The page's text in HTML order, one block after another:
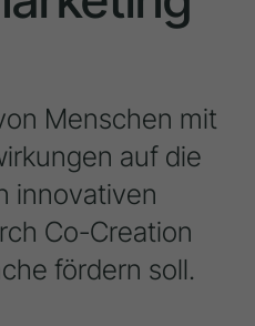
Menschen mit
auf die
innovativen
Co-Creation
fördern soll.